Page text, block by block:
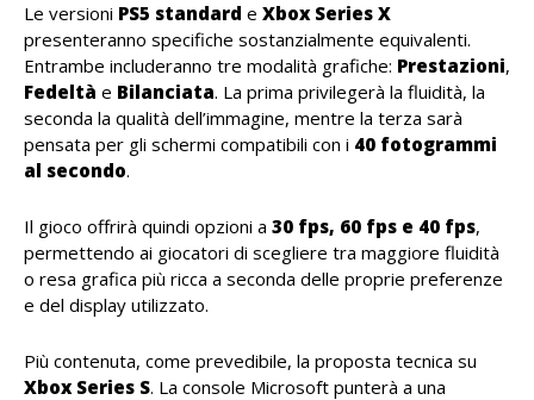
Le versioni PS5 standard e Xbox Series X
presenteranno specifiche sostanzialmente equivalenti.
Entrambe includeranno tre modalità grafiche: Prestazioni,
Fedeltà e Bilanciata. La prima privilegerà la fluidità, la
seconda la qualità dell’immagine, mentre la terza sarà
pensata per gli schermi compatibili con i 40 fotogrammi
al secondo.
Il gioco offrirà quindi opzioni a 30 fps, 60 fps e 40 fps,
permettendo ai giocatori di scegliere tra maggiore fluidità
o resa grafica più ricca a seconda delle proprie preferenze
e del display utilizzato.
Più contenuta, come prevedibile, la proposta tecnica su
Xbox Series S. La console Microsoft punterà a una